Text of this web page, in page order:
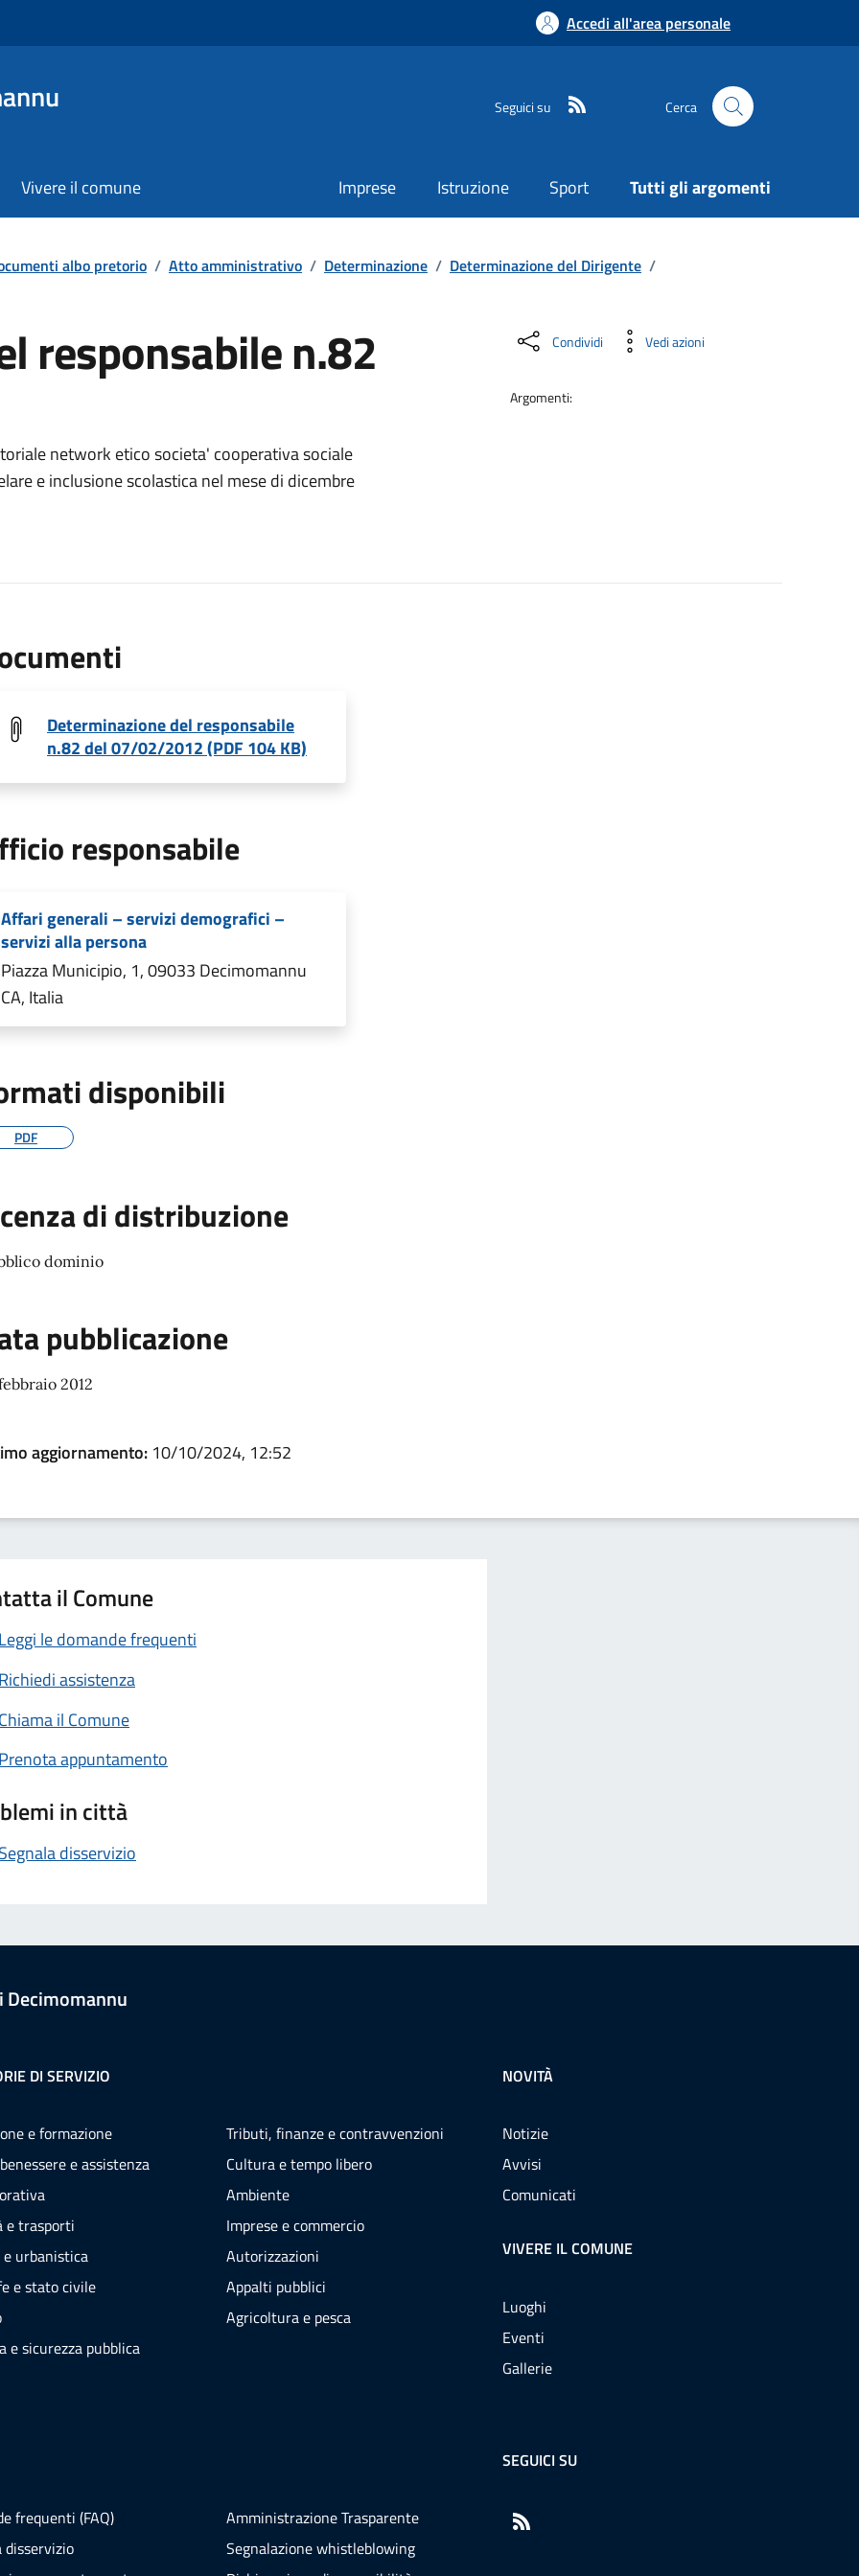
Accedi all'area personale
Seguici su Cerca
Vivere il comune Imprese Istruzione Sport Tutti gli argomenti
albo pretorio / Atto amministrativo / Determinazione / Determinazione del Dirigente /
responsabile n.82
network etico societa' cooperativa sociale
e inclusione scolastica nel mese di dicembre
Condividi Vedi azioni
Argomenti:
Determinazione del responsabile
n.82 del 07/02/2012 (PDF 104 KB)
responsabile
Affari generali – servizi demografici –
servizi alla persona
Piazza Municipio, 1, 09033 Decimomannu
CA, Italia
disponibili
PDF
di distribuzione
dominio
pubblicazione
2012
aggiornamento: 10/10/2024, 12:52
il Comune
Leggi le domande frequenti
Richiedi assistenza
Chiama il Comune
Prenota appuntamento
in città
Segnala disservizio
Decimomannu
DI SERVIZIO
e formazione
e assistenza
e trasporti
e urbanistica
e stato civile
e sicurezza pubblica
Tributi, finanze e contravvenzioni
Cultura e tempo libero
Ambiente
Imprese e commercio
Autorizzazioni
Appalti pubblici
Agricoltura e pesca
NOVITÀ
Notizie
Avvisi
Comunicati
VIVERE IL COMUNE
Luoghi
Eventi
Gallerie
frequenti (FAQ)
disservizio
Amministrazione Trasparente
Segnalazione whistleblowing
SEGUICI SU